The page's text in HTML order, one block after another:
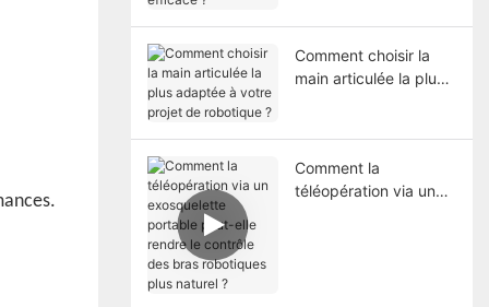
Comment choisir la
main articulée la plus
Comment la
téléopération via un